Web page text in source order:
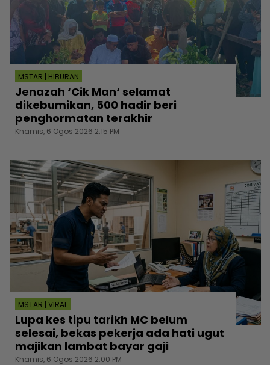
MSTAR | HIBURAN
Jenazah ‘Cik Man‘ selamat
dikebumikan, 500 hadir beri
penghormatan terakhir
Khamis, 6 Ogos 2026 2:15 PM
MSTAR | VIRAL
Lupa kes tipu tarikh MC belum
selesai, bekas pekerja ada hati ugut
majikan lambat bayar gaji
Khamis, 6 Ogos 2026 2:00 PM